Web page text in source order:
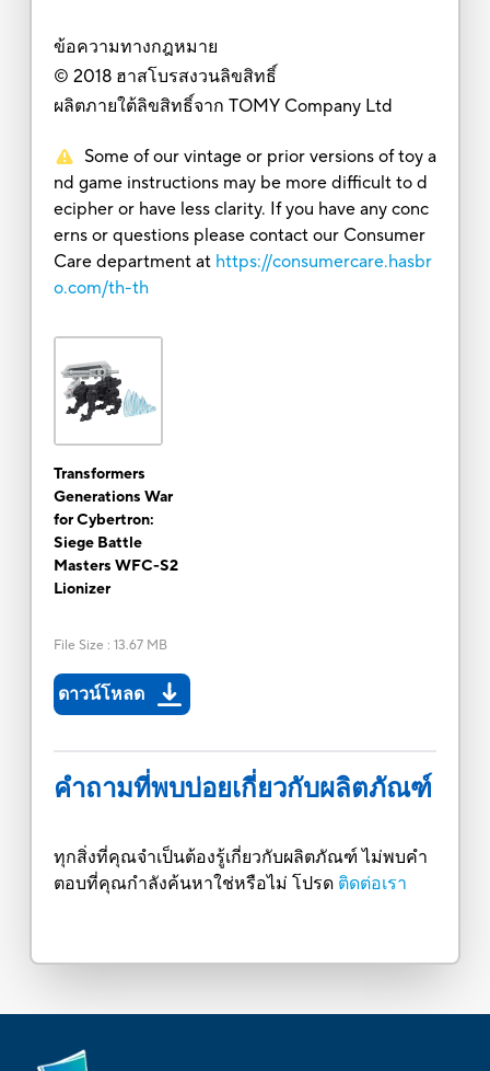
ข้อความทางกฎหมาย
© 2018 ฮาสโบรสงวนลิขสิทธิ์
ผลิตภายใต้ลิขสิทธิ์จาก TOMY Company Ltd
Some of our vintage or prior versions of toy a
nd game instructions may be more difficult to d
ecipher or have less clarity. If you have any conc
erns or questions please contact our Consumer
Care department at https://consumercare.hasbr
o.com/th-th
Transformers
Generations War
for Cybertron:
Siege Battle
Masters WFC-S2
Lionizer
File Size : 13.67 MB
ดาวน์โหลด
คำถามที่พบบ่อยเกี่ยวกับผลิตภัณฑ์
ทุกสิ่งที่คุณจำเป็นต้องรู้เกี่ยวกับผลิตภัณฑ์ ไม่พบคำ
ตอบที่คุณกำลังค้นหาใช่หรือไม่ โปรด ติดต่อเรา